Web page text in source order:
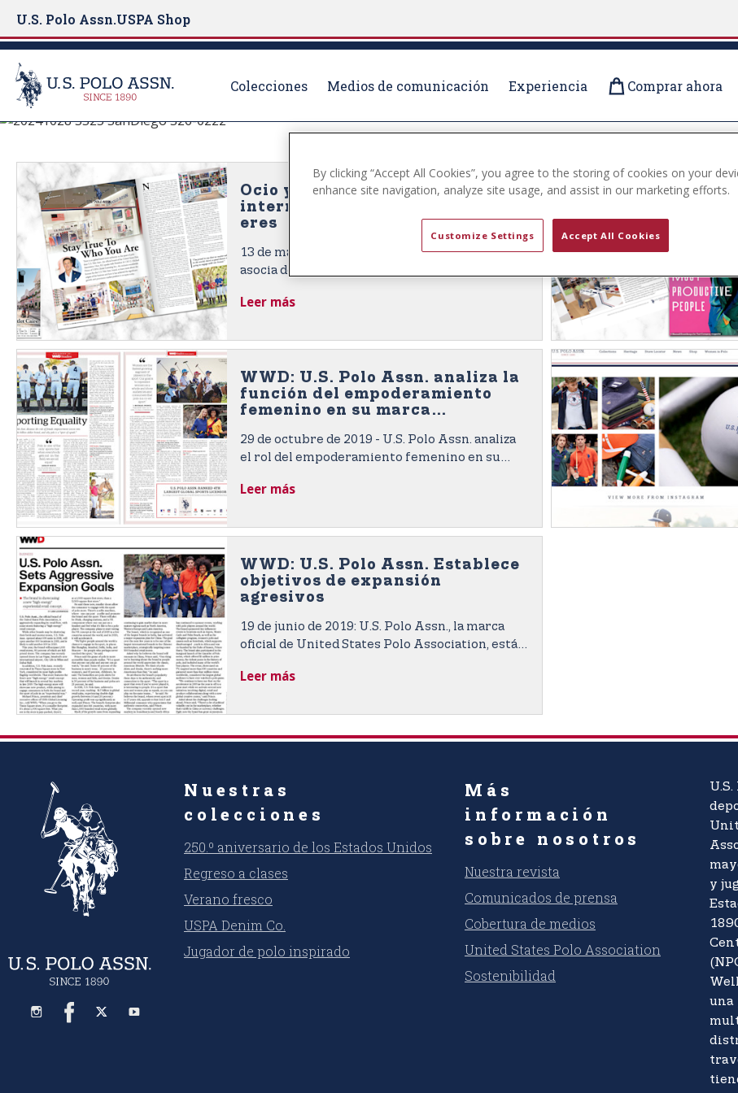
U.S. Polo Assn.USPA Shop
Colecciones Medios de comunicación Experiencia Comprar ahora
COBERTURA DE MEDIOS
Ocio y comercio minorista
internacional: Sé fiel a quién
eres
13 de marzo de 2020 - Ninguna otra marca se
asocia de manera más auténtica con el polo que
de Polo de los Estados Unidos.
Leer más
WWD: U.S. Polo Assn. analiza la
función del empoderamiento
femenino en su marca
29 de octubre de 2019 - U.S. Polo Assn. analiza
el rol del empoderamiento femenino en su
“deporte de iguales”.
Leer más
WWD: U.S. Polo Assn. Establece
objetivos de expansión
agresivos
19 de junio de 2019: U.S. Polo Assn., la marca
oficial de United States Polo Association, está
minoristas y presentando algunas tiendas con
Leer más
Nuestras
colecciones
250.º aniversario de los Estados Unidos
Regreso a clases
Verano fresco
USPA Denim Co.
Jugador de polo inspirado
Más
información
sobre nosotros
Nuestra revista
Comunicados de prensa
Cobertura de medios
United States Polo Association
Sostenibilidad
y
una
By clicking “Accept All Cookies”, you agree to the storing of cookies on your
enhance site navigation, analyze site usage, and assist in our marketing efforts.
Customize Settings Accept All Cookies